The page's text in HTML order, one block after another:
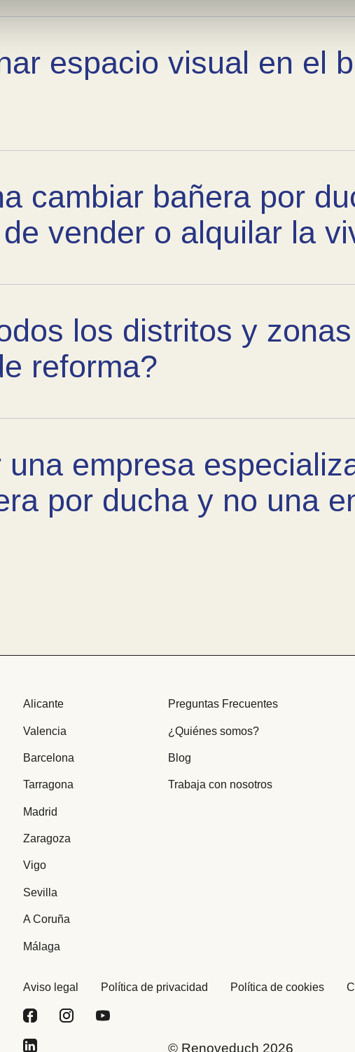
espacio visual en el
cambiar bañera por
vender o alquilar la
los distritos y
reforma?
empresa
por ducha y no una
Alicante
Valencia
Barcelona
Tarragona
Madrid
Zaragoza
Vigo
Sevilla
A Coruña
Málaga
Preguntas Frecuentes
¿Quiénes somos?
Blog
Trabaja con nosotros
Aviso legal Política de privacidad Política de cookies
© Renoveduch 2026